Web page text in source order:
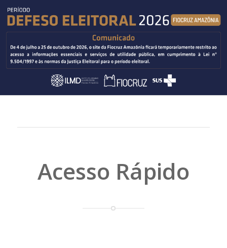
Acesso Rápido